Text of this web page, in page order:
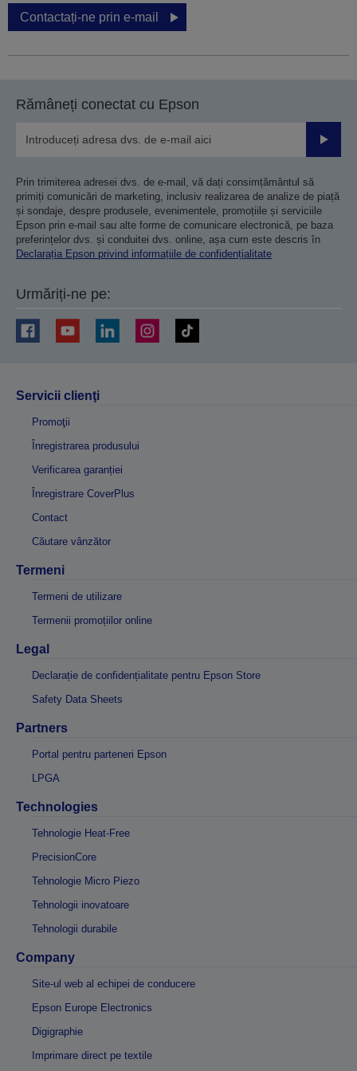
Contactați-ne prin e-mail
Rămâneți conectat cu Epson
Prin trimiterea adresei dvs. de e-mail, vă dați consimțământul să
primiți comunicări de marketing, inclusiv realizarea de analize de piață
și sondaje, despre produsele, evenimentele, promoțiile și serviciile
Epson prin e-mail sau alte forme de comunicare electronică, pe baza
preferințelor dvs. și conduitei dvs. online, așa cum este descris în
Declarația Epson privind informațiile de confidențialitate
Urmăriți-ne pe:
Servicii clienţi
Promoţii
Înregistrarea produsului
Verificarea garanției
Înregistrare CoverPlus
Contact
Căutare vânzător
Termeni
Termeni de utilizare
Termenii promoțiilor online
Legal
Declarație de confidențialitate pentru Epson Store
Safety Data Sheets
Partners
Portal pentru parteneri Epson
LPGA
Technologies
Tehnologie Heat-Free
PrecisionCore
Tehnologie Micro Piezo
Tehnologii inovatoare
Tehnologii durabile
Company
Site-ul web al echipei de conducere
Epson Europe Electronics
Digigraphie
Imprimare direct pe textile